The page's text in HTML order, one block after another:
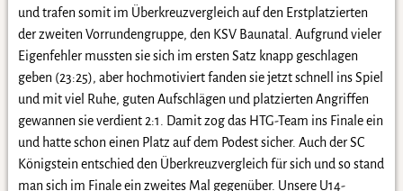
und trafen somit im Überkreuzvergleich auf den Erstplatzierten
der zweiten Vorrundengruppe, den KSV Baunatal. Aufgrund vieler
Eigenfehler mussten sie sich im ersten Satz knapp geschlagen
geben (23:25), aber hochmotiviert fanden sie jetzt schnell ins Spiel
und mit viel Ruhe, guten Aufschlägen und platzierten Angriffen
gewannen sie verdient 2:1. Damit zog das HTG-Team ins Finale ein
und hatte schon einen Platz auf dem Podest sicher. Auch der SC
Königstein entschied den Überkreuzvergleich für sich und so stand
man sich im Finale ein zweites Mal gegenüber. Unsere U14-